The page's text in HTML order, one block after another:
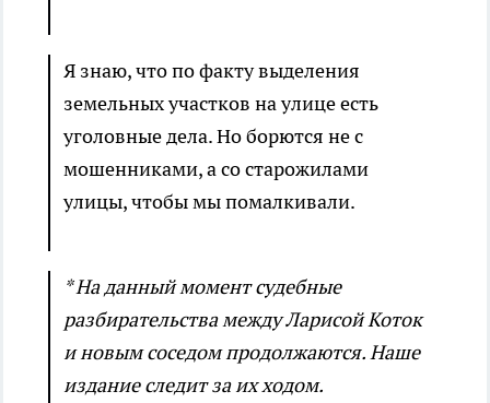
Я знаю, что по факту выделения
земельных участков на улице есть
уголовные дела. Но борются не с
мошенниками, а со старожилами
улицы, чтобы мы помалкивали.
* На данный момент судебные
разбирательства между Ларисой Коток
и новым соседом продолжаются. Наше
издание следит за их ходом.